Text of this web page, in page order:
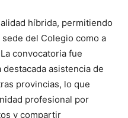
híbrida, permitiendo
del Colegio como a
convocatoria fue
asistencia de
provincias, lo que
profesional por
y compartir